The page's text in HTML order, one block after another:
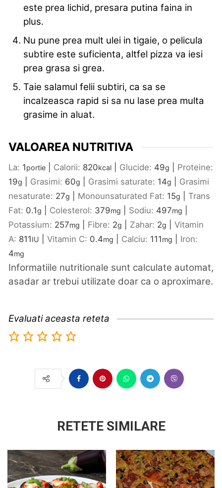
este prea lichid, presara putina faina in
plus.
Nu pune prea mult ulei in tigaie, o pelicula
subtire este suficienta, altfel pizza va iesi
prea grasa si grea.
Taie salamul felii subtiri, ca sa se
incalzeasca rapid si sa nu lase prea multa
grasime in aluat.
VALOAREA NUTRITIVA
La: 1portie Calorii: 820kcal Glucide: 49g
Proteine:
19g Grasimi: 60g Grasimi saturate: 14g
Grasimi
nesaturate: 27g Monounsaturated Fat: 15g
Trans
Fat: 0.1g Colesterol: 379mg Sodiu: 497mg
Potassium: 257mg Fibre: 2g Zahar: 2g
Vitamin
A: 811IU Vitamin C: 0.4mg Calciu: 111mg
Iron:
4mg
Informatiile nutritionale sunt calculate automat,
asadar ar trebui utilizate doar ca o aproximare.
Evaluati aceasta reteta
RETETE SIMILARE